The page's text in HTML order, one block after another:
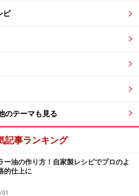
ピ
のテーマも見る
記事ランキング
ー油の作り方！自家製レシピでプロのよ
的仕上に